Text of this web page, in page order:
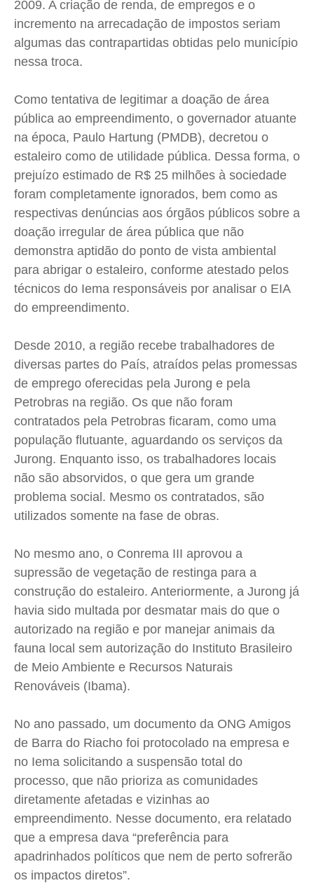
2009. A criação de renda, de empregos e o
incremento na arrecadação de impostos seriam
algumas das contrapartidas obtidas pelo município
nessa troca.
Como tentativa de legitimar a doação de área
pública ao empreendimento, o governador atuante
na época, Paulo Hartung (PMDB), decretou o
estaleiro como de utilidade pública. Dessa forma, o
prejuízo estimado de R$ 25 milhões à sociedade
foram completamente ignorados, bem como as
respectivas denúncias aos órgãos públicos sobre a
doação irregular de área pública que não
demonstra aptidão do ponto de vista ambiental
para abrigar o estaleiro, conforme atestado pelos
técnicos do Iema responsáveis por analisar o EIA
do empreendimento.
Desde 2010, a região recebe trabalhadores de
diversas partes do País, atraídos pelas promessas
de emprego oferecidas pela Jurong e pela
Petrobras na região. Os que não foram
contratados pela Petrobras ficaram, como uma
população flutuante, aguardando os serviços da
Jurong. Enquanto isso, os trabalhadores locais
não são absorvidos, o que gera um grande
problema social. Mesmo os contratados, são
utilizados somente na fase de obras.
No mesmo ano, o Conrema III aprovou a
supressão de vegetação de restinga para a
construção do estaleiro. Anteriormente, a Jurong já
havia sido multada por desmatar mais do que o
autorizado na região e por manejar animais da
fauna local sem autorização do Instituto Brasileiro
de Meio Ambiente e Recursos Naturais
Renováveis (Ibama).
No ano passado, um documento da ONG Amigos
de Barra do Riacho foi protocolado na empresa e
no Iema solicitando a suspensão total do
processo, que não prioriza as comunidades
diretamente afetadas e vizinhas ao
empreendimento. Nesse documento, era relatado
que a empresa dava “preferência para
apadrinhados políticos que nem de perto sofrerão
os impactos diretos”.